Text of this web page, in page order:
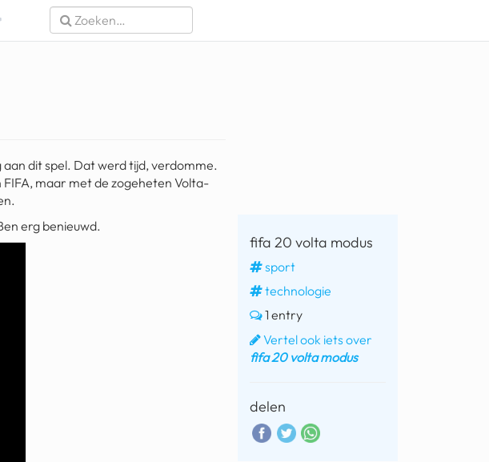
dit spel. Dat werd tijd, verdomme.
maar met de zogeheten Volta-
erg benieuwd.
fifa 20 volta modus
sport
technologie
1 entry
Vertel ook iets over
fifa 20 volta modus
delen